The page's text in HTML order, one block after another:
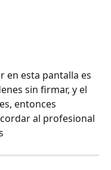
en esta pantalla es
sin firmar, y el
entonces
al profesional